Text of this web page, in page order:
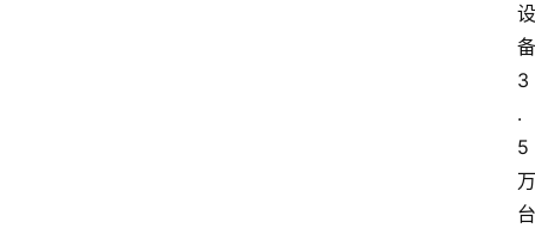
设
备
3
.
5
万
台